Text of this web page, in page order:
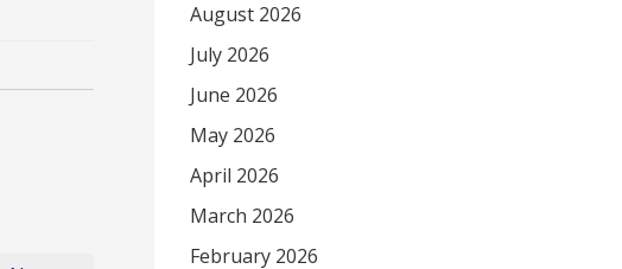
August 2026
July 2026
June 2026
May 2026
April 2026
March 2026
February 2026